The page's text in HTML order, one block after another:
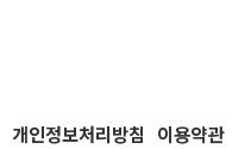
개인정보처리방침 이용약관